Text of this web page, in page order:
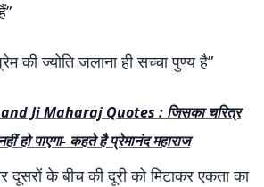
की ज्योति जलाना ही सच्चा पुण्य है”
Ji Maharaj Quotes : जिसका चरित्र
हो पाएगा- कहते है प्रेमानंद महाराज
के बीच की दूरी को मिटाकर एकता का